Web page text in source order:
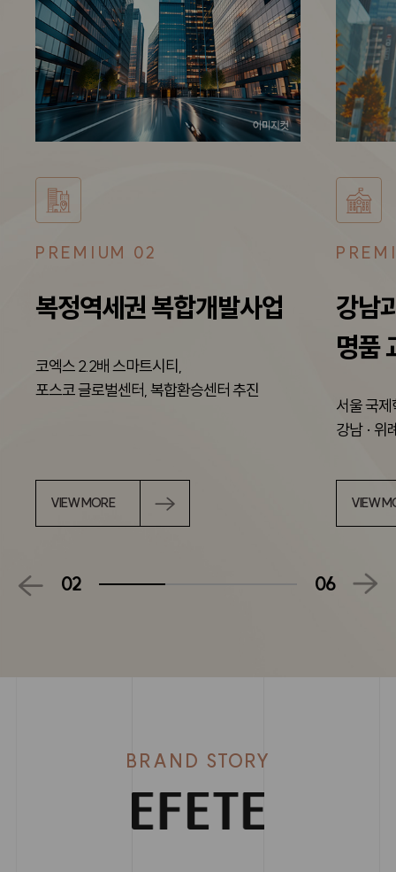
PREMIUM 03
강남과 위례사이
VIEW MORE
한강
힐링
단지 앞
VIEW
03 06
BRAND STORY